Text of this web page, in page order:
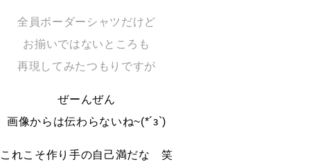
全員ボーダーシャツだけど
お揃いではないところも
再現してみたつもりですが
ぜーんぜん
画像からは伝わらないね~(*´з`)
これこそ作り手の自己満だな 笑